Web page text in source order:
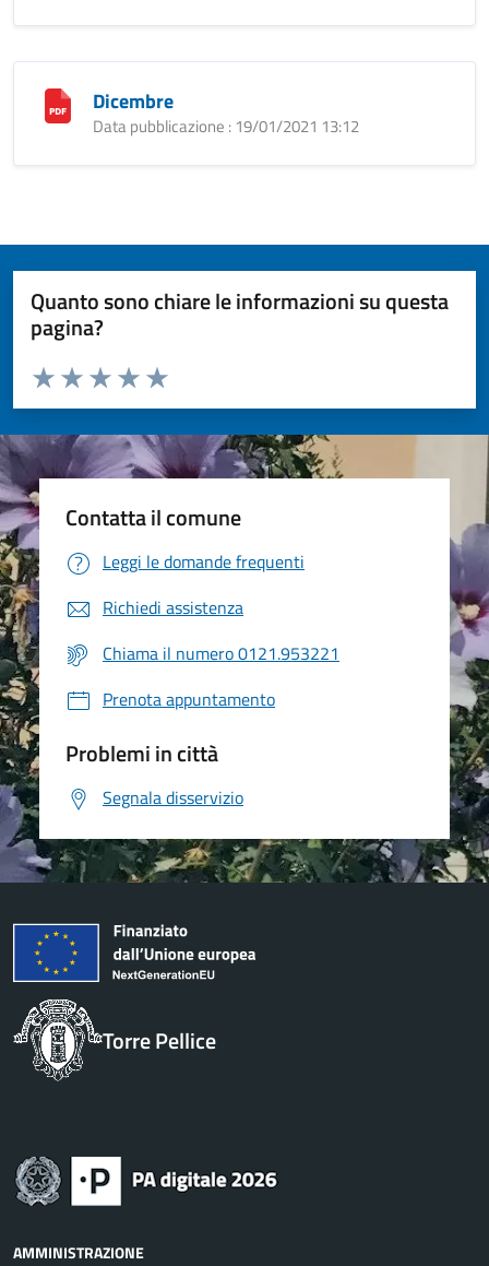
Dicembre
Data pubblicazione : 19/01/2021 13:12
Quanto sono chiare le informazioni su questa
pagina?
Valuta da 1 a 5 stelle la pagina
Valuta 5 stelle su 5
Valuta 4 stelle su 5
Valuta 3 stelle su 5
Valuta 2 stelle su 5
Valuta 1 stelle su 5
Contatta il comune
Leggi le domande frequenti
Richiedi assistenza
Chiama il numero 0121.953221
Prenota appuntamento
Problemi in città
Segnala disservizio
Torre Pellice
AMMINISTRAZIONE